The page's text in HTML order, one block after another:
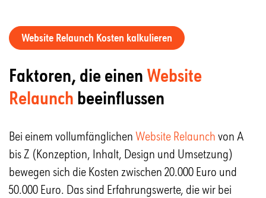
Website Relaunch Kosten kalkulieren
Faktoren, die einen Website
Relaunch beeinflussen
Bei einem vollumfänglichen Website Relaunch von A
bis Z (Konzeption, Inhalt, Design und Umsetzung)
bewegen sich die Kosten zwischen 20.000 Euro und
50.000 Euro. Das sind Erfahrungswerte, die wir bei